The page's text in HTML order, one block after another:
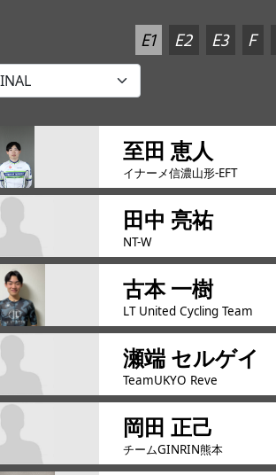
E1 E2 E3 F
至田 恵人
イナーメ信濃山形-EFT
田中 亮祐
NT-W
古本 一樹
LT United Cycling Team
瀬端 セルゲイ
TeamUKYO Reve
岡田 正己
チームGINRIN熊本